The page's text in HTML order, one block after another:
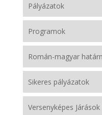
Pályázatok
Programok
Román-magyar
Sikeres pályázatok
Versenyképes